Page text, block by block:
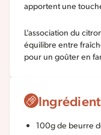
apportent une
L’association du
équilibre entre
pour un goûter en
100g de beurre